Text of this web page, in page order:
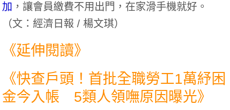
加 ，讓會員繳費不用出門，在家滑手機就好。
（文：經濟日報 / 楊文琪）
《延伸閱讀》
《快查戶頭！首批全職勞工1萬紓困
金今入帳 5類人領嘸原因曝光》